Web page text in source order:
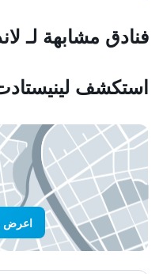
فنادق مشابهة لـ
استكشف
اعرض